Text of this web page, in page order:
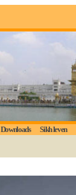
Downloads Sikh leven